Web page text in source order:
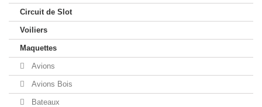
Circuit de Slot
Voiliers
Maquettes
Avions
Avions Bois
Bateaux